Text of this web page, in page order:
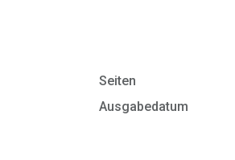
Seiten
Ausgabedatum